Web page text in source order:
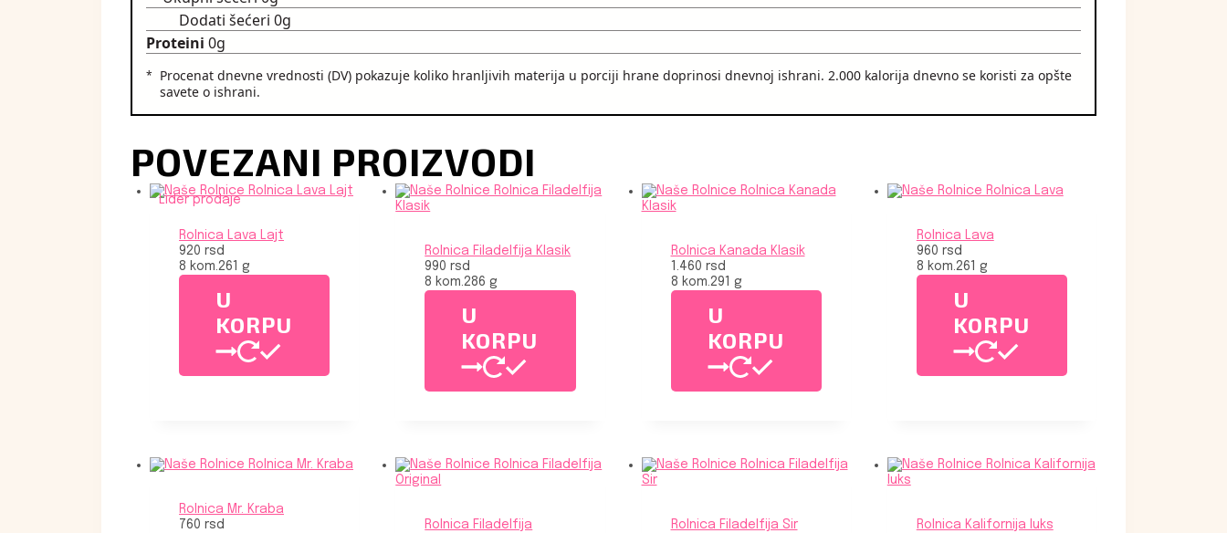
Dodati šećeri 0g
Proteini 0g
Procenat dnevne vrednosti (DV) pokazuje koliko hranljivih materija u porciji hrane doprinosi dnevnoj ishrani. 2.000 kalorija dnevno se koristi za opšte
savete o ishrani.
POVEZANI PROIZVODI
Rolnica Lava Lajt
920 rsd
8 kom.261 g
U
KORPU
Lider prodaje
Rolnica Filadelfija Klasik
990rsd
8 kom.286 g
U
KORPU
Rolnica Kanada Klasik
1.460 rsd
8 kom.291 g
U
KORPU
Rolnica Lava
960 rsd
8 kom.261 g
U
KORPU
Rolnica Mr. Kraba
760 rsd
Rolnica Filadelfija
Rolnica Filadelfija Sir
Rolnica Kalifornija luks